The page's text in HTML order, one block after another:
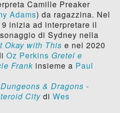
Camille Preaker
Adams) da ragazzina. Nel
inizia ad interpretare il
di Sydney nella
Okay with This e nel 2020
Oz Perkins Gretel e
Frankinsieme a Paul
Dungeons & Dragons -
Citydi Wes